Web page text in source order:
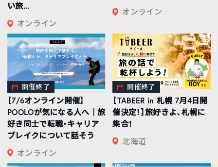
い旅...
オンライン
オンライン
開催終了
【7/6オンライン開催】
POOLOが気になる人へ｜旅
好き同士で転職・キャリア
ブレイクについて話そう
オンライン
開催終了
【TABEER in 札幌 7月4日開
催決定！】旅好きよ、札幌に
集合！
北海道